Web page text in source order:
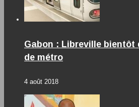
Gabon : Libreville bientôt
de métro
4 août 2018